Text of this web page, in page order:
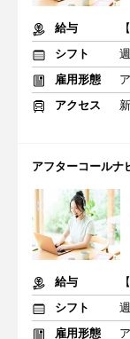
給与
シフト
雇用形態
アクセス
アフターコールナ
給与
シフト
雇用形態